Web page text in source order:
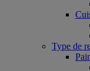
Type de